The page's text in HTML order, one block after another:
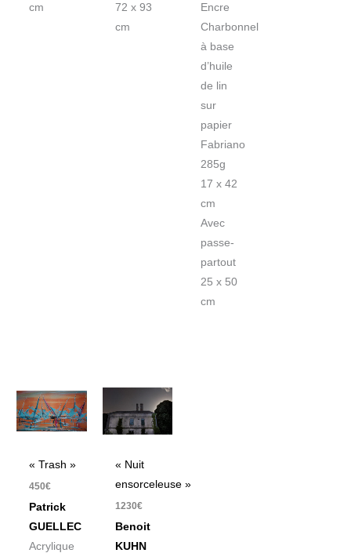
cm
72 x 93
cm
Encre
Charbonnel
à base
d’huile
de lin
sur
papier
Fabriano
285g
17 x 42
cm
Avec
passe-
partout
25 x 50
cm
« Trash »
450€
Patrick
GUELLEC
Acrylique
« Nuit
ensorceleuse »
1230€
Benoit
KUHN